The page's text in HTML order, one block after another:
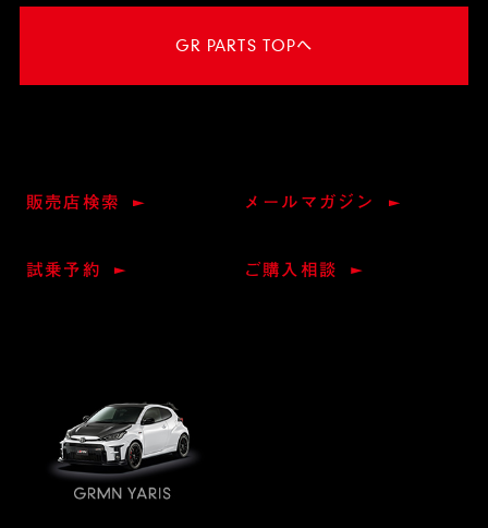
GR PARTS TOPへ
販売店検索 メールマガジン
試乗予約 ご購入相談